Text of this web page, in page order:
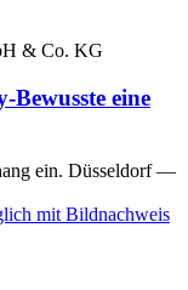
& Co. KG
eine
ein. Düsseldorf —